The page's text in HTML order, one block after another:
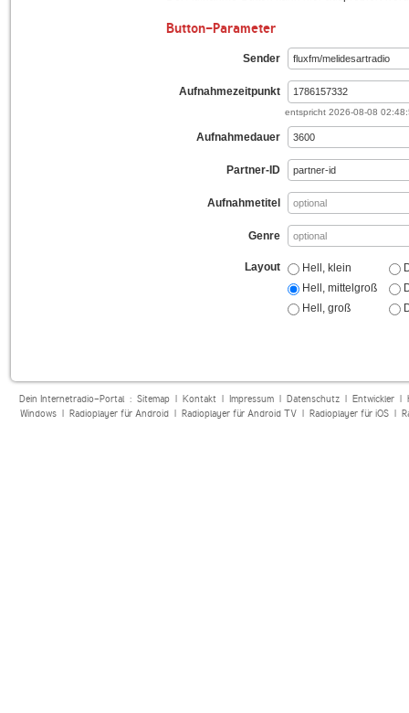
Button-Parameter
Sender
Aufnahmezeitpunkt
entspricht 2026-08-08
Aufnahmedauer
Partner-ID
Aufnahmetitel
Genre
Layout
Hell, klein
Hell, mittelgroß
Hell, groß
Dein Internetradio-Portal : Sitemap| Kontakt| Impressum| Datenschutz| Entwickler|
Windows| Radioplayer für Android| Radioplayer für Android TV| Radioplayer für iOS|